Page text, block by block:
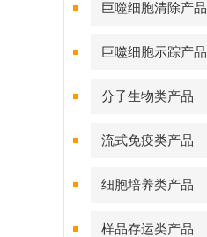
巨噬细胞清除产品
巨噬细胞示踪产品
分子生物类产品
流式免疫类产品
细胞培养类产品
样品存运类产品